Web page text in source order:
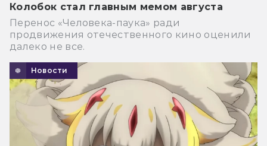
Колобок стал главным мемом августа
Перенос «Человека-паука» ради
продвижения отечественного кино оценили
далеко не все.
Новости